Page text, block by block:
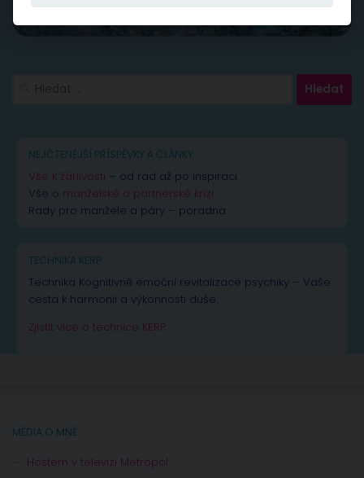
NEJČTENĚJŠÍ PŘÍSPĚVKY A ČLÁNKY
Vše k žárlivosti – od rad až po inspiraci
Vše o manželské a partnerské krizi
Rady pro manžele a páry – poradna
TECHNIKA KERP
Technika Kognitivně emoční revitalizace psychiky – Vaše
cesta k harmonii a výkonnosti duše.
Zjistit více o technice KERP
MÉDIA O MNĚ
Hostem v televizi Metropol